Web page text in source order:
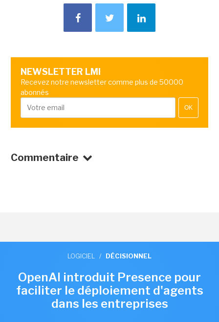
NEWSLETTER LMI
Recevez notre newsletter comme plus de 50000
abonnés
OK
Commentaire
LOGICIEL / DÉCISIONNEL
OpenAI introduit Presence pour
faciliter le déploiement d'agents
dans les entreprises